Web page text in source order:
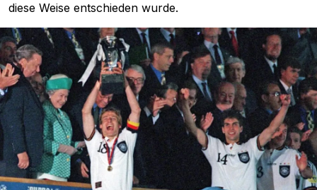
diese Weise entschieden wurde.